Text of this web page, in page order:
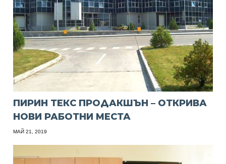
ПИРИН ТЕКС ПРОДАКШЪН – ОТКРИВА
НОВИ РАБОТНИ МЕСТА
МАЙ 21, 2019